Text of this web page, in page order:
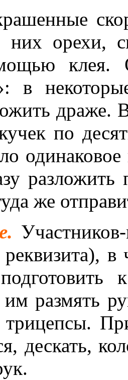
них орехи,
клея.
в
драже.
по
разложить
же
реквизита),
им размять
дескать,